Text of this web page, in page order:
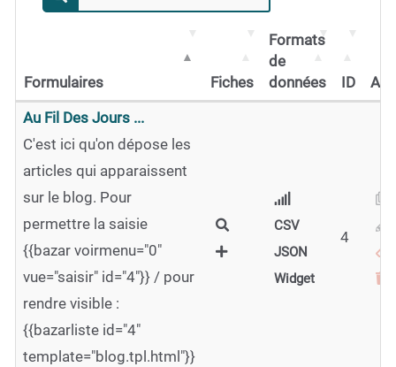
Formulaires Fiches
Formats
de
données
ID
Au Fil Des Jours ...
C'est ici qu'on dépose les
articles qui apparaissent
sur le blog. Pour
permettre la saisie
{{bazar voirmenu="0"
vue="saisir" id="4"}} / pour
rendre visible :
{{bazarliste id="4"
template="blog.tpl.html"}}
CSV
JSON
Widget
4